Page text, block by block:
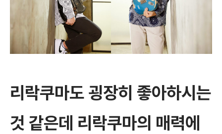
리락쿠마도 굉장히 좋아하시는
것 같은데 리락쿠마의 매력에